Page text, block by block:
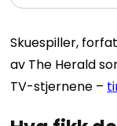
Skuespiller,
av The Herald
TV-stjernene – t